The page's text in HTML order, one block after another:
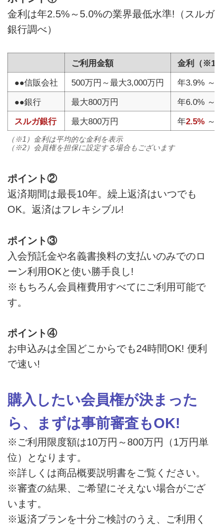
金利は年2.5%～5.0%の業界最低水準!（スルガ
銀行調べ）
ご利用金額
金利（※1
●●信販会社
500万円～最大3,000万円
年3.9% ～
●●銀行
最大800万円
年6.0% ～
スルガ銀行
最大800万円 年2.5% ～
（※1）金利は平均的な金利を表示
（※2）会員権を担保に設定する場合もございます
ポイント②
返済期間は最長10年。繰上返済はいつでも
OK。返済はフレキシブル!
ポイント③
入会預託金や名義書換料の支払いのみでのロ
ーン利用OKと使い勝手良し!
※もちろん会員権費用すべてにご利用可能で
す。
ポイント④
お申込みは全国どこからでも24時間OK! 便利
で速い!
購入したい会員権が決まった
ら、まずは事前審査もOK!
※ご利用限度額は10万円～800万円（1万円単
位）となります。
※詳しくは商品概要説明書をご覧ください。
※審査の結果、ご希望にそえない場合がござ
います。
※返済プランを十分ご検討のうえ、ご利用く